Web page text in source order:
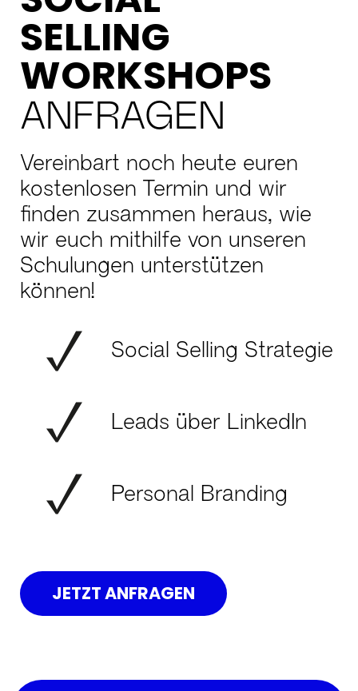
SELLING
WORKSHOPS
ANFRAGEN
Vereinbart noch heute euren
kostenlosen Termin und wir
finden zusammen heraus, wie
wir euch mithilfe von unseren
Schulungen unterstützen
können!
Social Selling Strategie
Leads über LinkedIn
Personal Branding
JETZT ANFRAGEN